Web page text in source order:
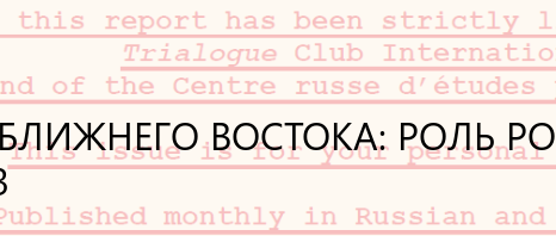
ВОСТОКА: РОЛЬ